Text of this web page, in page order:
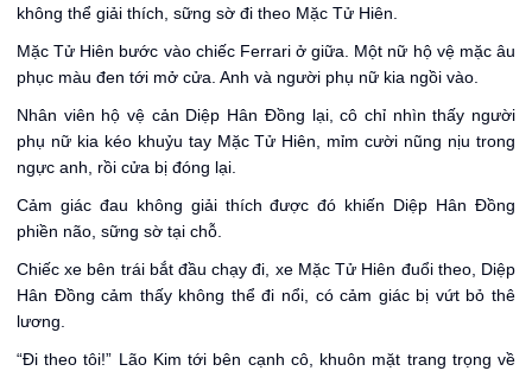
không thể giải thích, sững sờ đi theo Mặc Tử Hiên.
Mặc Tử Hiên bước vào chiếc Ferrari ở giữa. Một nữ hộ vệ mặc âu
phục màu đen tới mở cửa. Anh và người phụ nữ kia ngồi vào.
Nhân viên hộ vệ cản Diệp Hân Đồng lại, cô chỉ nhìn thấy người
phụ nữ kia kéo khuỷu tay Mặc Tử Hiên, mỉm cười nũng nịu trong
ngực anh, rồi cửa bị đóng lại.
Cảm giác đau không giải thích được đó khiến Diệp Hân Đồng
phiền não, sững sờ tại chỗ.
Chiếc xe bên trái bắt đầu chạy đi, xe Mặc Tử Hiên đuổi theo, Diệp
Hân Đồng cảm thấy không thể đi nổi, có cảm giác bị vứt bỏ thê
lương.
“Đi theo tôi!” Lão Kim tới bên cạnh cô, khuôn mặt trang trọng về